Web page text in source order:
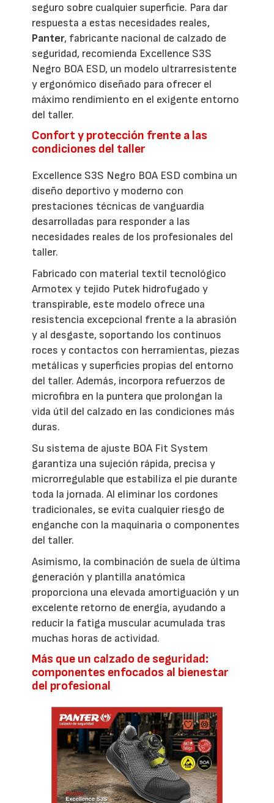
seguro sobre cualquier superficie. Para dar
respuesta a estas necesidades reales,
Panter, fabricante nacional de calzado de
seguridad, recomienda Excellence S3S
Negro BOA ESD, un modelo ultrarresistente
y ergonómico diseñado para ofrecer el
máximo rendimiento en el exigente entorno
del taller.
Confort y protección frente a las
condiciones del taller
Excellence S3S Negro BOA ESD combina un
diseño deportivo y moderno con
prestaciones técnicas de vanguardia
desarrolladas para responder a las
necesidades reales de los profesionales del
taller.
Fabricado con material textil tecnológico
Armotex y tejido Putek hidrofugado y
transpirable, este modelo ofrece una
resistencia excepcional frente a la abrasión
y al desgaste, soportando los continuos
roces y contactos con herramientas, piezas
metálicas y superficies propias del entorno
del taller. Además, incorpora refuerzos de
microfibra en la puntera que prolongan la
vida útil del calzado en las condiciones más
duras.
Su sistema de ajuste BOA Fit System
garantiza una sujeción rápida, precisa y
microrregulable que estabiliza el pie durante
toda la jornada. Al eliminar los cordones
tradicionales, se evita cualquier riesgo de
enganche con la maquinaria o componentes
del taller.
Asimismo, la combinación de suela de última
generación y plantilla anatómica
proporciona una elevada amortiguación y un
excelente retorno de energía, ayudando a
reducir la fatiga muscular acumulada tras
muchas horas de actividad.
Más que un calzado de seguridad:
componentes enfocados al bienestar
del profesional